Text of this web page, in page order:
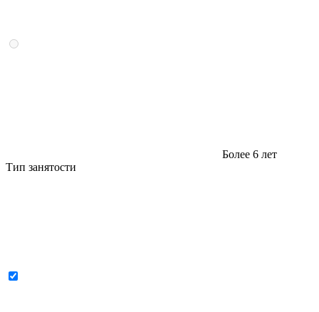
Более 6 лет
Тип занятости